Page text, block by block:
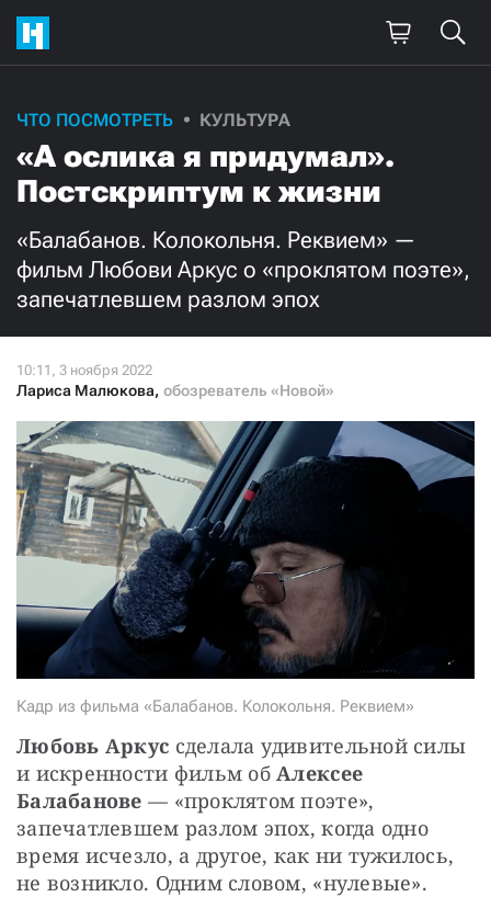
ЧТО ПОСМОТРЕТЬ КУЛЬТУРА
«А ослика я придумал».
Постскриптум к жизни
«Балабанов. Колокольня. Реквием» —
фильм Любови Аркус о «проклятом поэте»,
запечатлевшем разлом эпох
Лариса Малюкова, обозреватель «Новой»
Кадр из фильма «Балабанов. Колокольня. Реквием»
Любовь Аркус сделала удивительной силы
и искренности фильм об Алексее
Балабанове — «проклятом поэте»,
запечатлевшем разлом эпох, когда одно
время исчезло, а другое, как ни тужилось,
не возникло. Одним словом, «нулевые».
Поддержите
нашу работу!
Ежемесячно Разово
3000 1000
Нажимая кнопку «Стать соучастником»,
я принимаю условия и подтверждаю свое гражданство РФ
СТАТЬ СОУЧАСТНИКОМ
ПОДЕЛИТЬСЯ С ДРУЗЬЯМИ
Если у вас есть вопросы, пишите donate@novayagazeta.ru
+7 (929) 612-03-68